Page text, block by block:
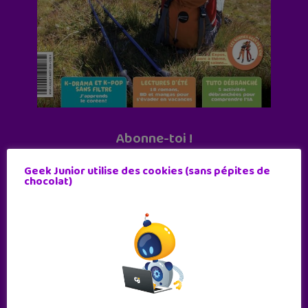
Abonne-toi !
Geek Junior utilise des cookies (sans pépites de
chocolat)